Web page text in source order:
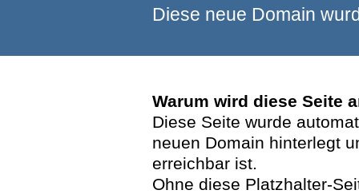
Diese neue Domain
Warum wird diese Seite
Diese Seite wurde
neuen Domain hinterlegt
erreichbar ist.
Ohne diese Platzhalter-